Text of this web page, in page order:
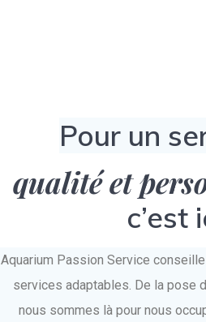
Pour un
qualité et
c’est
Aquarium Passion Service
services adaptables. De la pose
nous sommes là pour nous